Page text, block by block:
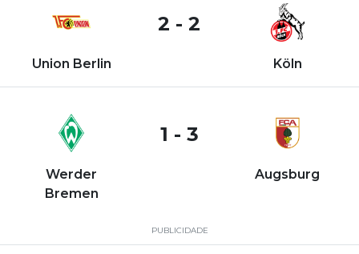
Union Berlin
2 - 2
Köln
Werder
Bremen
1 - 3
Augsburg
PUBLICIDADE